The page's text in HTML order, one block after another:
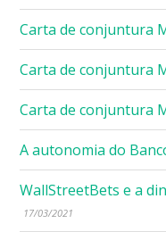
Carta de conjuntura
Carta de conjuntura
Carta de conjuntura
A autonomia do
WallStreetBets e a
17/03/2021